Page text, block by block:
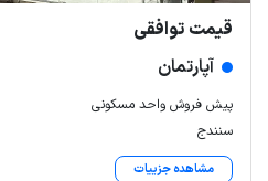
قیمت توافقی
آپارتمان
پیش فروش واحد مسکونی
سنندج
مشاهده جزییات